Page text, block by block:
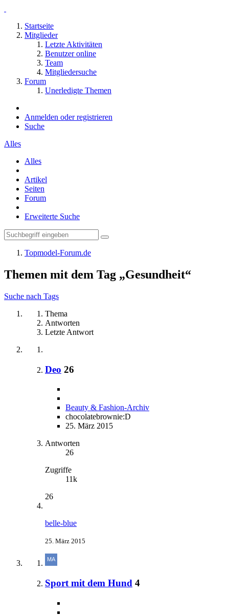
Startseite
Mitglieder
Letzte Aktivitäten
Benutzer online
Team
Mitgliedersuche
Forum
Unerledigte Themen
Anmelden oder registrieren
Suche
Alles
Alles
Artikel
Seiten
Forum
Erweiterte Suche
Topmodel-Forum.de
Themen mit dem Tag „Gesundheit“
Suche nach Tags
Thema
Antworten
Letzte Antwort
Deo 26
Beauty & Fashion-Archiv
chocolatebrownie:D
25. März 2015
Antworten
26
Zugriffe
11k
26
belle-blue
25. März 2015
Sport mit dem Hund 4